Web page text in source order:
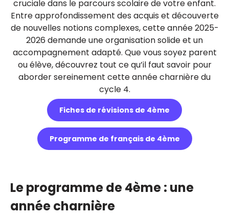
cruciale dans le parcours scolaire de votre enfant.
Entre approfondissement des acquis et découverte
de nouvelles notions complexes, cette année 2025-
2026 demande une organisation solide et un
accompagnement adapté. Que vous soyez parent
ou élève, découvrez tout ce qu’il faut savoir pour
aborder sereinement cette année charnière du
cycle 4.
Fiches de révisions de 4ème
Programme de français de 4ème
Le programme de 4ème : une
année charnière